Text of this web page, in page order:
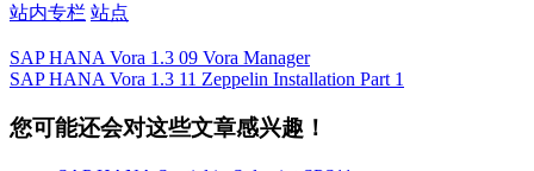
站内专栏 站点
SAP HANA Vora 1.3 09 Vora Manager
SAP HANA Vora 1.3 11 Zeppelin Installation Part 1
您可能还会对这些文章感兴趣！